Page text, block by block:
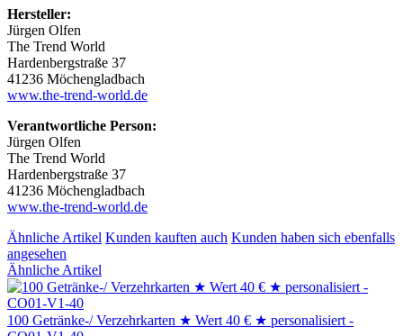
Hersteller:
Jürgen Olfen
The Trend World
Hardenbergstraße 37
41236 Möchengladbach
www.the-trend-world.de
Verantwortliche Person:
Jürgen Olfen
The Trend World
Hardenbergstraße 37
41236 Möchengladbach
www.the-trend-world.de
Ähnliche Artikel Kunden kauften auch Kunden haben sich ebenfalls
angesehen
Ähnliche Artikel
100 Getränke-/ Verzehrkarten ★ Wert 40 € ★ personalisiert -